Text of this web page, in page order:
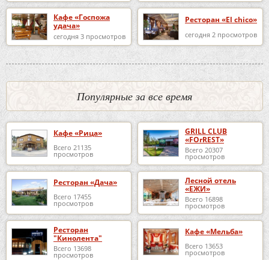
Кафе «Госпожа
удача»
сегодня 3 просмотров
Ресторан «El chico»
сегодня 2 просмотров
Популярные за все время
Кафе «Рица»
Всего 21135
просмотров
GRILL CLUB
«FOrREST»
Всего 20307
просмотров
Ресторан «Дача»
Всего 17455
просмотров
Лесной отель
«ЕЖИ»
Всего 16898
просмотров
Ресторан
"Кинолента"
Всего 13698
просмотров
Кафе «Мельба»
Всего 13653
просмотров